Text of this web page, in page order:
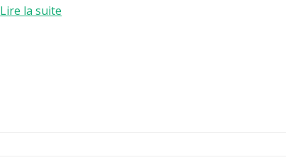
Lire la suite